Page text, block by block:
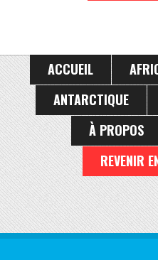
ACCUEIL
ANTARCTIQUE
À PROPOS
REVENIR